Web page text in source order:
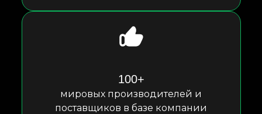
100+
мировых производителей и
поставщиков в базе компании